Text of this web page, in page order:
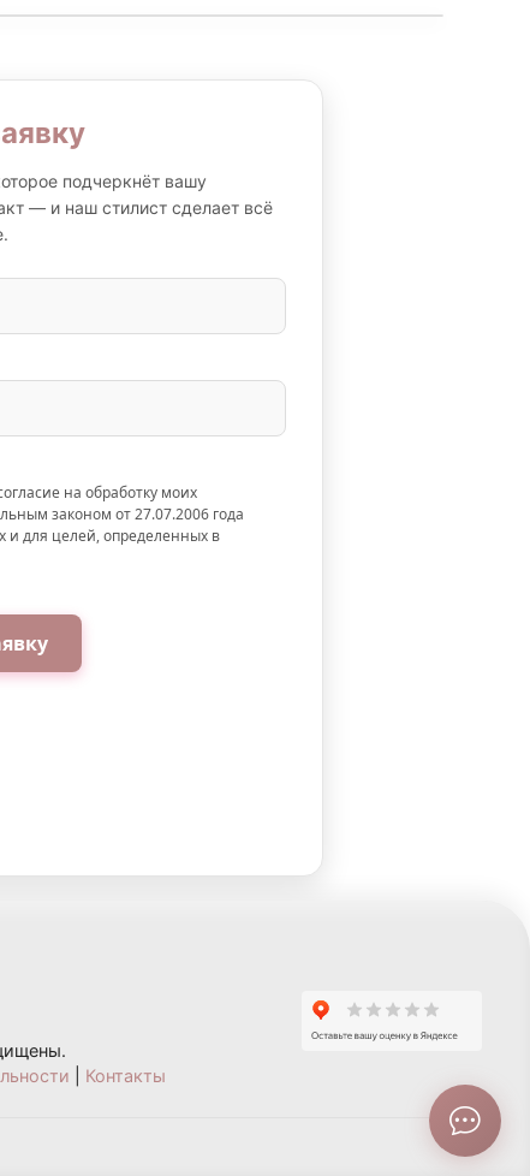
подчеркнёт вашу
— и наш стилист сделает всё
на обработку моих
законом от 27.07.2006 года
и для целей, определенных в
Контакты